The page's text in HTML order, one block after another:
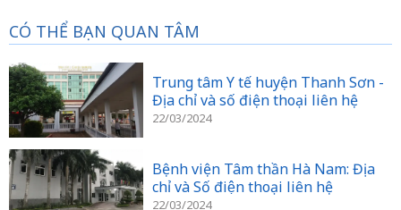
CÓ THỂ BẠN QUAN TÂM
Trung tâm Y tế huyện Thanh Sơn -
Địa chỉ và số điện thoại liên hệ
22/03/2024
Bệnh viện Tâm thần Hà Nam: Địa
chỉ và Số điện thoại liên hệ
22/03/2024